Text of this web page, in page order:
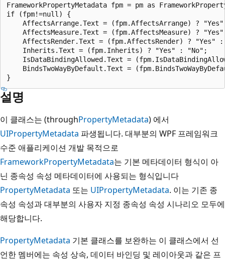
FrameworkPropertyMetadata fpm = pm as
if (fpm!=null) {
AffectsArrange.Text = (fpm.AffectsArrange) ?
AffectsMeasure.Text = (fpm.AffectsMeasure) ?
AffectsRender.Text = (fpm.AffectsRender) ? "Yes"
    Inherits.Text = (fpm.Inherits) ? "Yes" : "No";
IsDataBindingAllowed.Text =
BindsTwoWayByDefault.Text =
설명
이 클래스는 (throughPropertyMetadata) 에서
UIPropertyMetadata 파생됩니다. 대부분의 WPF 프레임워크
수준 애플리케이션 개발 목적으로
FrameworkPropertyMetadata는 기본 메타데이터 형식이 아
닌 종속성 속성 메타데이터에 사용되는 형식입니다
PropertyMetadata 또는 UIPropertyMetadata. 이는 기존 종
속성 속성과 대부분의 사용자 지정 종속성 속성 시나리오 모두에
해당합니다.
PropertyMetadata 기본 클래스를 보완하는 이 클래스에서 선
언한 멤버에는 속성 상속, 데이터 바인딩 및 레이아웃과 같은 프